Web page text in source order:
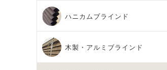
ハニカムブラインド
木製・アルミブラインド